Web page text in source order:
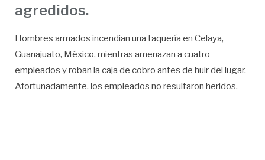
agredidos.
Hombres armados incendian una taquería en Celaya,
Guanajuato, México, mientras amenazan a cuatro
empleados y roban la caja de cobro antes de huir del lugar.
Afortunadamente, los empleados no resultaron heridos.